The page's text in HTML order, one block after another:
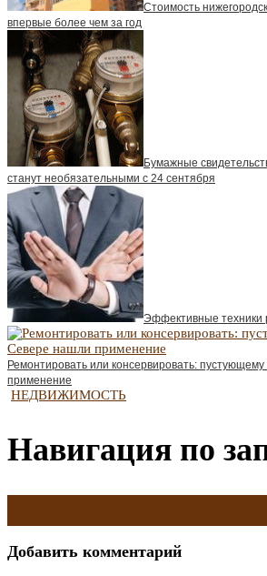
Стоимость
впервые более чем за год
Бумажные
станут необязательными с 24 сентября
Эффективные техники
Ремонтировать или консервировать:
применение
НЕДВИЖИМОСТЬ
Навигация по
Добавить комментарий